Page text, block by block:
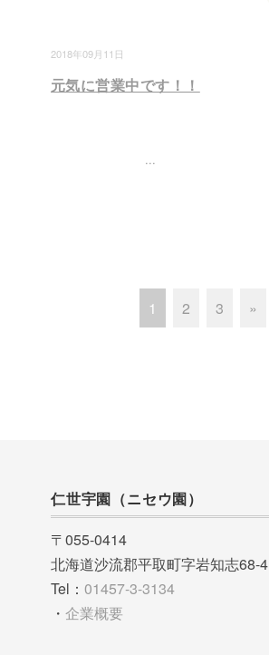
2018年09月11日
元気に営業中です！！
...
1 2 3 »
仁世宇園（ニセウ園）
〒055-0414
北海道沙流郡平取町字岩知志68-4
Tel： 01457-3-3134
・ 企業概要